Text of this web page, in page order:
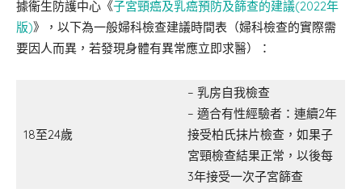
據衞生防護中心《子宮頸癌及乳癌預防及篩查的建議(2022年
版)》，以下為一般婦科檢查建議時間表（婦科檢查的實際需
要因人而異，若發現身體有異常應立即求醫）：
18至24歲
– 乳房自我檢查
– 適合有性經驗者：連續2年
接受柏氏抹片檢查，如果子
宮頸檢查結果正常，以後每
3年接受一次子宮篩查